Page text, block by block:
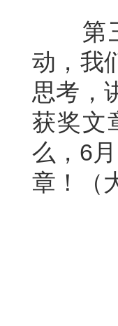
第
动，我
思考，
获奖文
么，6
章！（